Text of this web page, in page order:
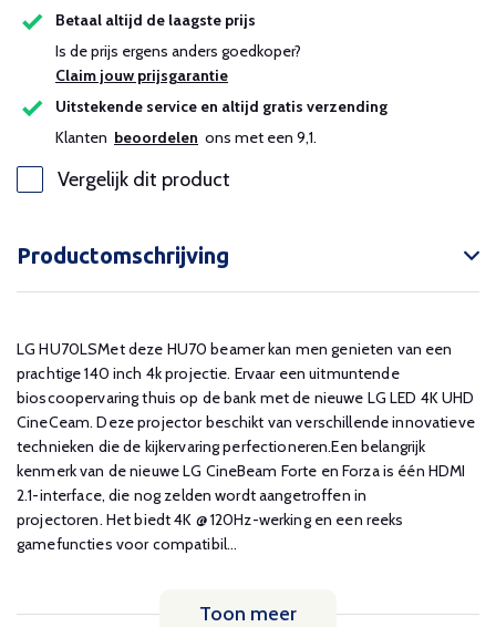
Betaal altijd de laagste prijs
Is de prijs ergens anders goedkoper?
Claim jouw prijsgarantie
Uitstekende service en altijd gratis verzending
Klanten beoordelen ons met een 9,1.
Vergelijk dit product
Productomschrijving
LG HU70LSMet deze HU70 beamer kan men genieten van een
prachtige 140 inch 4k projectie. Ervaar een uitmuntende
bioscoopervaring thuis op de bank met de nieuwe LG LED 4K UHD
CineCeam. Deze projector beschikt van verschillende innovatieve
technieken die de kijkervaring perfectioneren.Een belangrijk
kenmerk van de nieuwe LG CineBeam Forte en Forza is één HDMI
2.1-interface, die nog zelden wordt aangetroffen in
projectoren. Het biedt 4K @ 120Hz-werking en een reeks
gamefuncties voor compatibil...
Toon meer